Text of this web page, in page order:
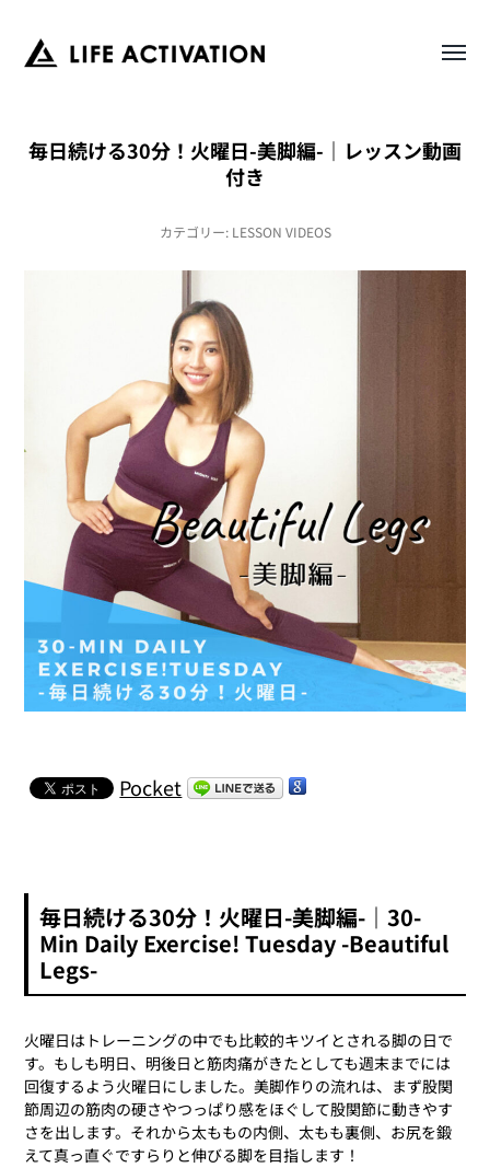
毎日続ける30分！火曜日-美脚編-｜レッスン動画
付き
カテゴリー: LESSON VIDEOS
Pocket
毎日続ける30分！火曜日-美脚編-｜30-
Min Daily Exercise! Tuesday -Beautiful
Legs-
火曜日はトレーニングの中でも比較的キツイとされる脚の日で
す。もしも明日、明後日と筋肉痛がきたとしても週末までには
回復するよう火曜日にしました。美脚作りの流れは、まず股関
節周辺の筋肉の硬さやつっぱり感をほぐして股関節に動きやす
さを出します。それから太ももの内側、太もも裏側、お尻を鍛
えて真っ直ぐですらりと伸びる脚を目指します！